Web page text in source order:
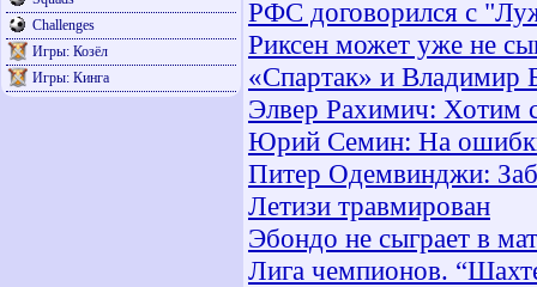
Challenges
Игры: Козёл
Игры: Кинга
РФС договорился с
Риксен может уже не
«Спартак» и Владимир
Элвер Рахимич: Хотим
Юрий Семин: На
Питер Одемвинджи:
Летизи травмирован
Эбондо не сыграет в
Лига чемпионов.